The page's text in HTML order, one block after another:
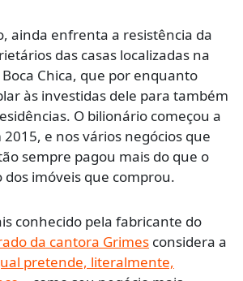
ainda enfrenta a resistência da
das casas localizadas na
Chica, que por enquanto
às investidas dele para também
O bilionário começou a
e nos vários negócios que
sempre pagou mais do que o
imóveis que comprou.
conhecido pela fabricante do
da cantora Grimes considera a
pretende, literalmente,